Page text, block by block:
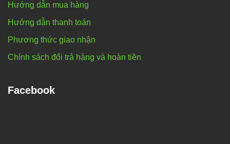
Hướng dẫn mua hàng
Hướng dẫn thanh toán
Phương thức giao nhận
Chính sách đổi trả hàng và hoàn tiền
Facebook